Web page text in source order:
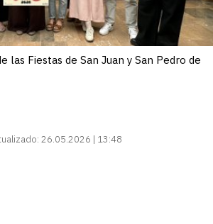
las Fiestas de San Juan y San Pedro de
26.05.2026 | 13:48